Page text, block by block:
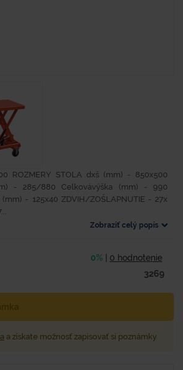
ROZMERY STOLA dxš (mm) - 850x500
- 285/880 Celkovávýška (mm) - 990
(mm) - 125x40 ZDVIH/ZOŠLAPNUTIE - 27x
Zobraziť celý popis
0% 0 hodnotenie
3269
a získate možnosť zapisovať si poznámky